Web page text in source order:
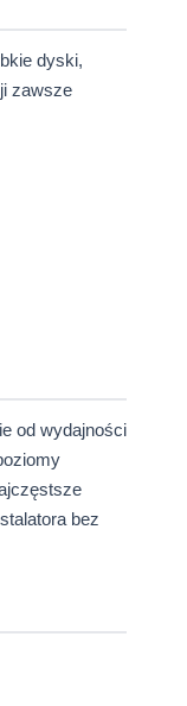
dyski,
zawsze
od wydajności
bez